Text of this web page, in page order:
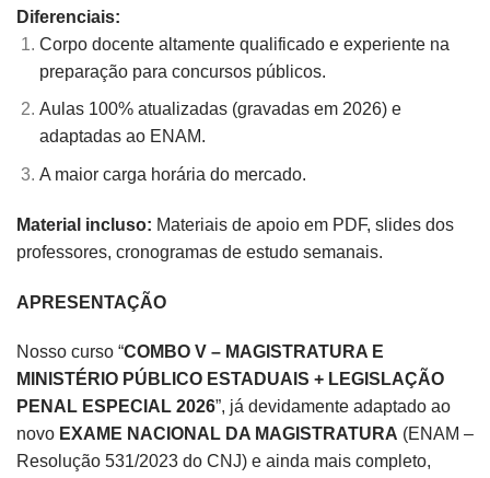
Diferenciais:
Corpo docente altamente qualificado e experiente na
preparação para concursos públicos.
Aulas 100% atualizadas (gravadas em 2026) e
adaptadas ao ENAM.
A maior carga horária do mercado.
Material incluso: Materiais de apoio em PDF, slides dos
professores, cronogramas de estudo semanais.
APRESENTAÇÃO
Nosso curso “COMBO V – MAGISTRATURA E
MINISTÉRIO PÚBLICO ESTADUAIS + LEGISLAÇÃO
PENAL ESPECIAL 2026”, já devidamente adaptado ao
novo EXAME NACIONAL DA MAGISTRATURA (ENAM –
Resolução 531/2023 do CNJ) e ainda mais completo,